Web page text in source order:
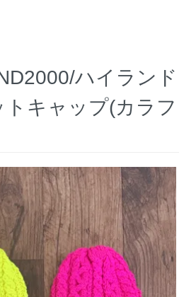
ハイランド
キャップ(カラフ